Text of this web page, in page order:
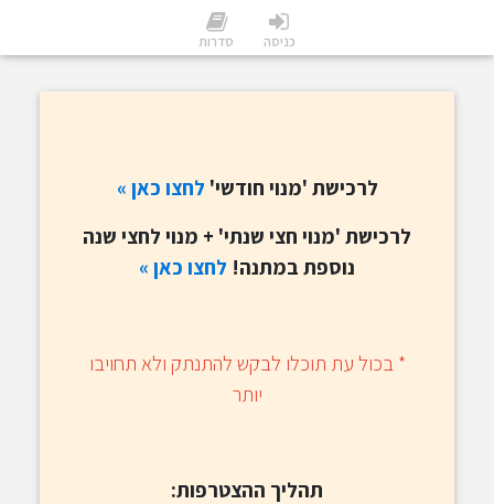
כניסה סדרות
לרכישת 'מנוי חודשי' לחצו כאן »
לרכישת 'מנוי חצי שנתי' + מנוי לחצי שנה
נוספת במתנה! לחצו כאן »
​* בכול עת תוכלו לבקש להתנתק ולא תחויבו
יותר
תהליך ההצטרפות: